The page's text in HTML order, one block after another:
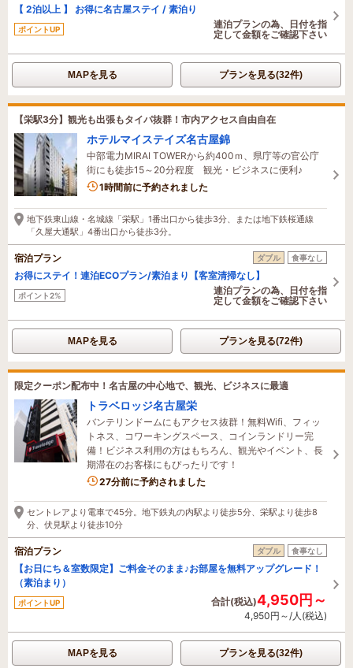
【 2泊以上 】 お得に名古屋ステイ / 素泊り
ポイントUP
連泊プランの為、日付を指
定して金額をご確認下さい
MAPを見る プランを見る(32件)
【栄駅3分】観光も出張もタイパ抜群！市内アクセス自由自在
ホテルマイステイズ名古屋錦
中部電力MIRAI TOWERから約400ｍ、県庁等の官公庁
街にも徒歩15～20分程度 観光・ビジネスに便利♪
3名がこの宿を見ています
地下鉄東山線・名城線「栄駅」1番出口から徒歩3分、または地下鉄桜通線
「久屋大通駅」4番出口から徒歩3分。
宿泊プラン ダブル 食事なし
お得にステイ！連泊ECOプラン/素泊まり【客室清掃なし】
ポイント2%
連泊プランの為、日付を指
定して金額をご確認下さい
MAPを見る プランを見る(72件)
限定クーポン配布中！名古屋の中心地で、観光、ビジネスに最適
トラベロッジ名古屋栄
バンテリンドームにもアクセス抜群！無料Wifi、フィッ
トネス、コワーキングスペース、コインランドリー完
備！ビジネス利用の方はもちろん、観光やイベント、長
期滞在のお客様にもぴったりです！
3名がこの宿を見ています
27分前に予約されました
セントレアより電車で45分。地下鉄丸の内駅より徒歩5分、栄駅より徒歩8
分、伏見駅より徒歩10分
宿泊プラン ダブル 食事なし
【お日にち＆室数限定】ご料金そのまま♪お部屋を無料アップグレード！
（素泊まり）
ポイントUP 合計(税込)4,950円～
4,950円～/人(税込)
MAPを見る プランを見る(32件)